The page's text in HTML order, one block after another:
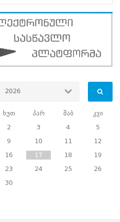
2026
ხუთ პარ შაბ
კვი
2 3 4
5
9 10 11
12
16 17 18
19
23 24 25
26
30